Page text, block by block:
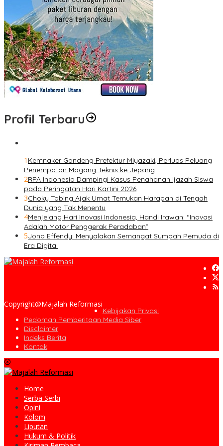
Profil Terbaru
1 Kemnaker Gandeng Prefektur Miyazaki, Perluas Peluang
Penempatan Magang Teknis ke Jepang
2RPA Indonesia Dampingi Kasus Penahanan Ijazah Siswa
pada Peringatan Hari Kartini 2026
3Choky Tobing Ajak Umat Temukan Harapan di Tengah
Dunia yang Tak Menentu
4Menjelang Hari Inovasi Indonesia, Handi Irawan: “Inovasi
Adalah Motor Penggerak Peradaban”
5Jono Effendy: Menyalakan Semangat Sumpah Pemuda di
Era Digital
Copyright@Majalah Reformasi
Kebijakan Privasi
Pedoman Pemberitaan Media Siber
Disclaimer
Indeks Berita
Kontak
Home
Serba Serbi
Opini
Kolom
Liputan
Hukum & Politik